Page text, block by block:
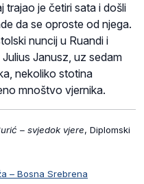
trajao je četiri sata i došli
da se oproste od njega.
nuncij u Ruandi i
Janusz, uz sedam
nekoliko stotina
mnoštvo vjernika.
– svjedok vjere, Diplomski
– Bosna Srebrena